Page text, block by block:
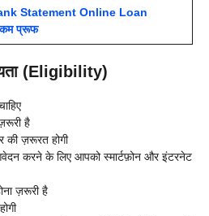
Statement Online Loan
प्रूफ
(Eligibility)
है
की ज़रूरत होगी
करने के लिए आपको स्मार्टफ़ोन और इंटरनेट
ज़रूरी है